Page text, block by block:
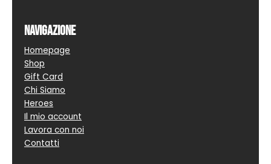
Navigazione
Homepage
Shop
Gift Card
Chi Siamo
Heroes
Il mio account
Lavora con noi
Contatti